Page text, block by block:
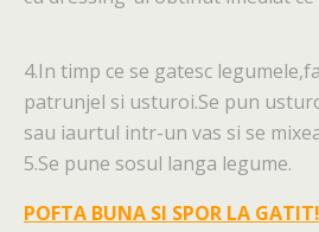
4.In timp ce se gatesc
patrunjel si usturoi.Se pun
sau iaurtul intr-un vas si se
5.Se pune sosul langa legume.
POFTA BUNA SI SPOR LA GATIT!